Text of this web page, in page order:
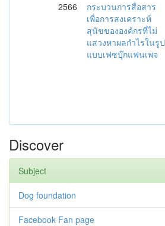
2566
กระบวนการสื่อสาร
เพื่อการสงเคราะห์
สุนัขขององค์กรที่ไม่
แสวงหาผลกำไรในรูป
แบบเฟซบุ๊กแฟนเพจ
Discover
Subject
Dog foundation
Facebook Fan page